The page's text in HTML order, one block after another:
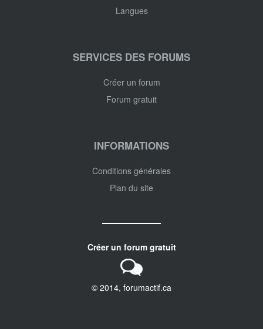
Langues
SERVICES DES FORUMS
Créer un forum
Forum gratuit
INFORMATIONS
Conditions générales
Plan du site
Créer un forum gratuit
© 2014, forumactif.ca